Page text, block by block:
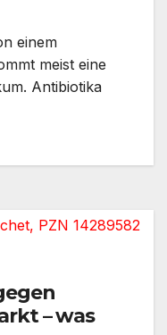
einem
meist eine
Antibiotika
– was